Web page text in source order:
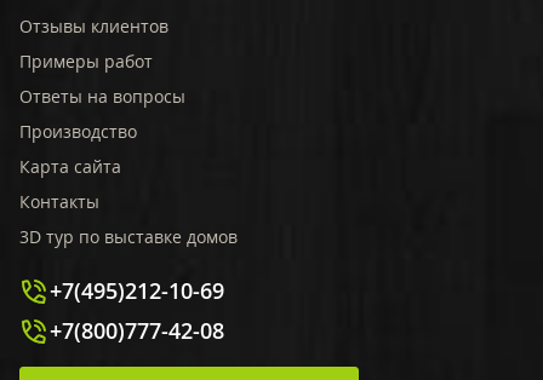
Отзывы клиентов
Примеры работ
Ответы на вопросы
Производство
Карта сайта
Контакты
3D тур по выставке домов
+7(495)212-10-69
+7(800)777-42-08